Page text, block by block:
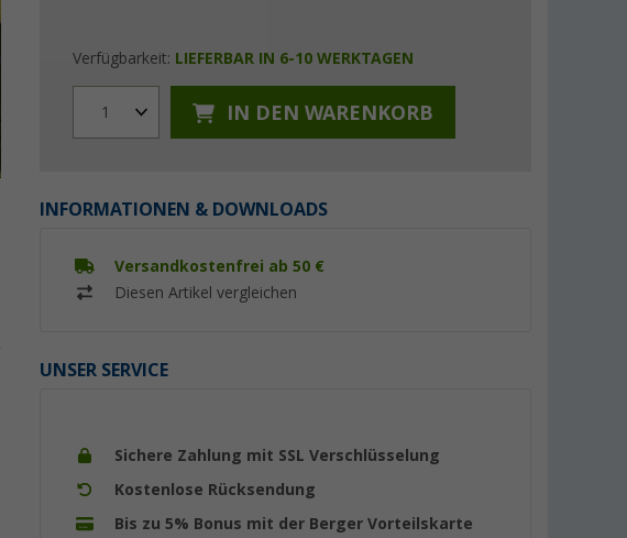
Verfügbarkeit: LIEFERBAR IN 6-10 WERKTAGEN
1 IN DEN WARENKORB
INFORMATIONEN & DOWNLOADS
Versandkostenfrei ab 50 €
Diesen Artikel vergleichen
UNSER SERVICE
Sichere Zahlung mit SSL Verschlüsselung
Kostenlose Rücksendung
Bis zu 5% Bonus mit der Berger Vorteilskarte